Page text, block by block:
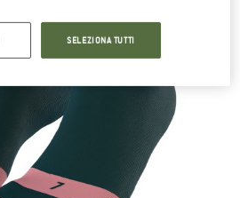
SELEZIONA TUTTI